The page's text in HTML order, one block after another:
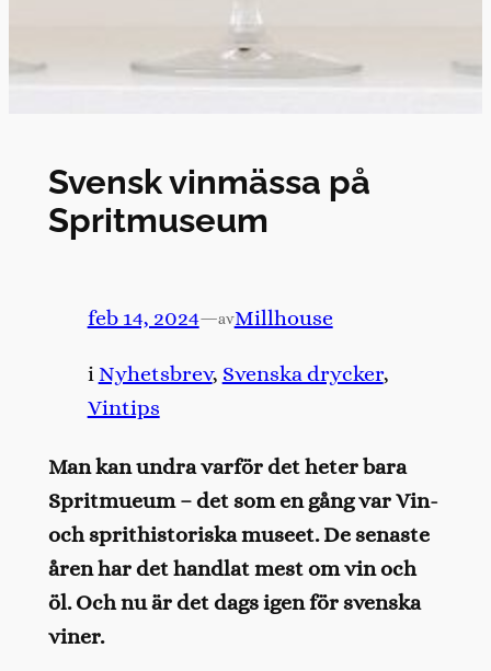
Svensk vinmässa på
Spritmuseum
feb 14, 2024—avMillhouse
i Nyhetsbrev, Svenska drycker
Vintips
Man kan undra varför det heter bara
Spritmueum – det som en gång var Vin-
och sprithistoriska museet. De senaste
åren har det handlat mest om vin och
öl. Och nu är det dags igen för svenska
viner.